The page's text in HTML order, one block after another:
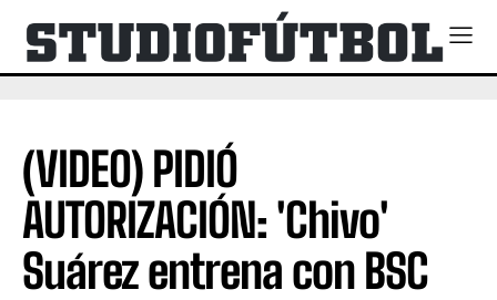
(VIDEO) PIDIÓ
AUTORIZACIÓN: 'Chivo'
Suárez entrena con BSC